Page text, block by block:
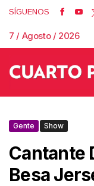
SÍGUENOS
7 / Agosto / 2026
Gente Show
Cantante
Besa